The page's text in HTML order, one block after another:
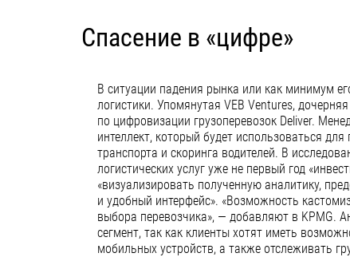
Спасение в «цифре»
В ситуации падения рынка или как минимум
логистики. Упомянутая VEB Ventures,
по цифровизации грузоперевозок Deliver.
интеллект, который будет использоваться
транспорта и скоринга водителей. В
логистических услуг уже не первый год
«визуализировать полученную аналитику,
и удобный интерфейс». «Возможность
выбора перевозчика», — добавляют в KPMG.
сегмент, так как клиенты хотят иметь
мобильных устройств, а также отслеживать